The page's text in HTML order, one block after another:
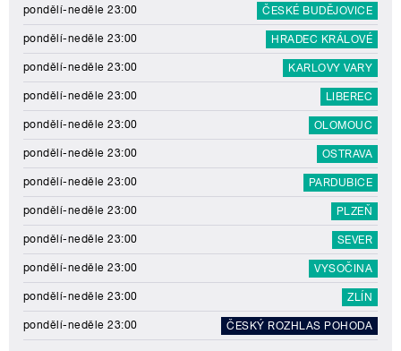
pondělí-neděle 23:00 ČESKÉ BUDĚJOVICE
pondělí-neděle 23:00 HRADEC KRÁLOVÉ
pondělí-neděle 23:00 KARLOVY VARY
pondělí-neděle 23:00 LIBEREC
pondělí-neděle 23:00 OLOMOUC
pondělí-neděle 23:00 OSTRAVA
pondělí-neděle 23:00 PARDUBICE
pondělí-neděle 23:00 PLZEŇ
pondělí-neděle 23:00 SEVER
pondělí-neděle 23:00 VYSOČINA
pondělí-neděle 23:00 ZLÍN
pondělí-neděle 23:00 ČESKÝ ROZHLAS POHODA